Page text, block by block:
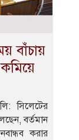
বাঁচায়
সিলেটের
বর্তমান
করার